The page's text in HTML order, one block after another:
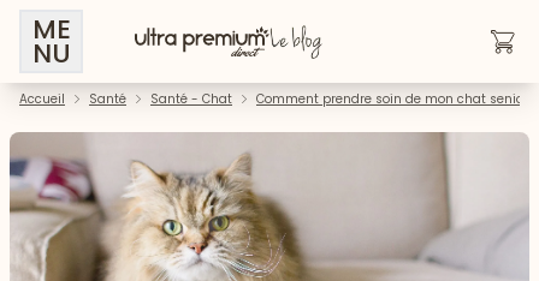
ME
NU
Accueil Santé Santé - Chat Comment prendre soin de mon chat senior ?